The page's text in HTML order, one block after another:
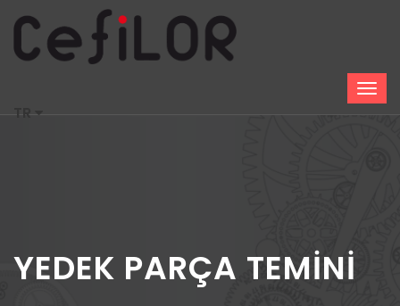
TR
YEDEK PARÇA TEMİNİ